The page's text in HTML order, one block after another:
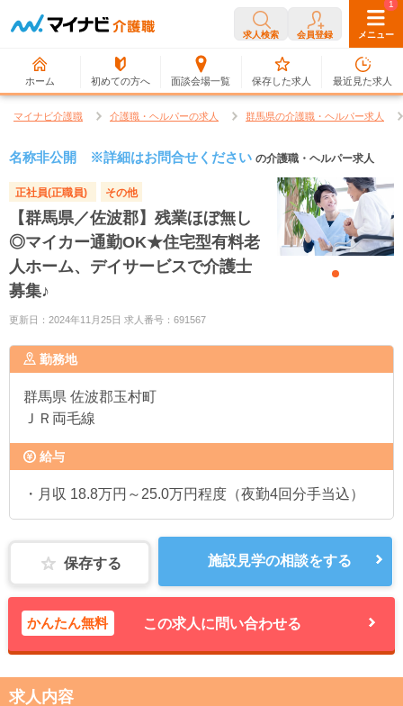
求人検索 会員登録 メニュー
ホーム 初めての方へ 面談会場一覧
0
保存した求人
1
最近見た求人
マイナビ介護職 介護職・ヘルパーの求人 群馬県の介護職・ヘルパー求人
名称非公開 ※詳細はお問合せください の介護職・ヘルパー求人
正社員(正職員) その他
【群馬県／佐波郡】残業ほぼ無し
◎マイカー通勤OK★住宅型有料老
人ホーム、デイサービスで介護士
募集♪
更新日：2024年11月25日 求人番号：691567
勤務地
群馬県 佐波郡玉村町
ＪＲ両毛線
給与
・月収 18.8万円～25.0万円程度（夜勤4回分手当込）
保存する 施設見学の相談をする
かんたん無料 この求人に問い合わせる
求人内容